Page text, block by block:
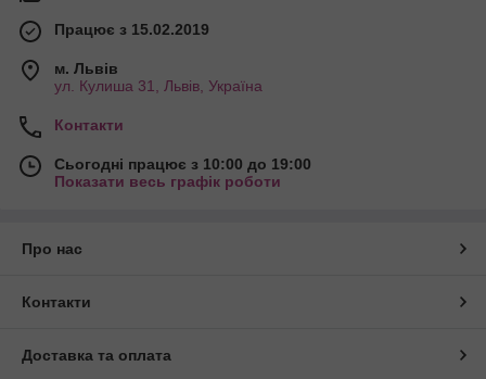
Працює з 15.02.2019
м. Львів
ул. Кулиша 31, Львів, Україна
Контакти
Сьогодні працює з 10:00 до 19:00
Показати весь графік роботи
Про нас
Контакти
Доставка та оплата